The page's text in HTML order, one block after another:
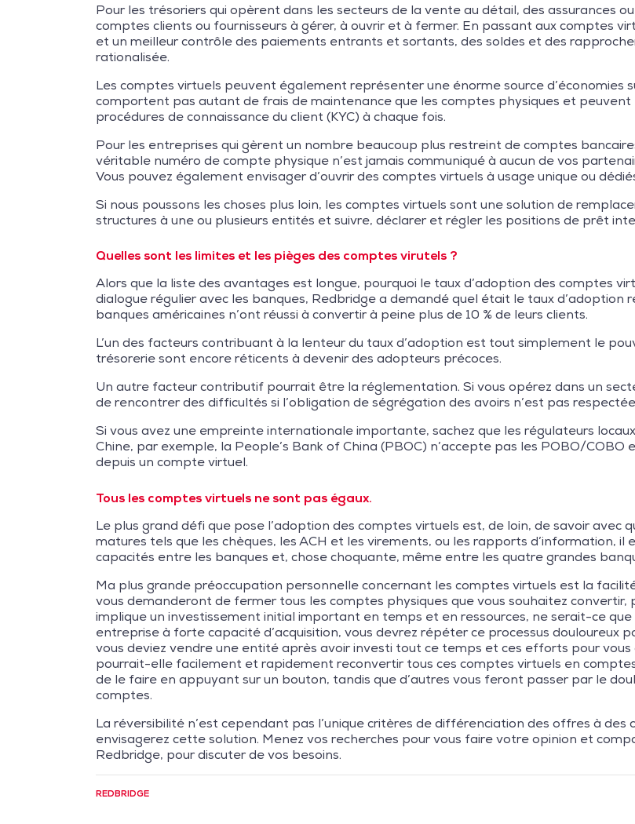
Pour les trésoriers qui opèrent dans les secteurs de la vente au détail, des assurances
comptes clients ou fournisseurs à gérer, à ouvrir et à fermer. En passant aux comptes
et un meilleur contrôle des paiements entrants et sortants, des soldes et des
rationalisée.
Les comptes virtuels peuvent également représenter une énorme source d’économies
comportent pas autant de frais de maintenance que les comptes physiques et
procédures de connaissance du client (KYC) à chaque fois.
Pour les entreprises qui gèrent un nombre beaucoup plus restreint de comptes
véritable numéro de compte physique n’est jamais communiqué à aucun de vos
Vous pouvez également envisager d’ouvrir des comptes virtuels à usage unique ou
Si nous poussons les choses plus loin, les comptes virtuels sont une solution de
structures à une ou plusieurs entités et suivre, déclarer et régler les positions de prêt
Quelles sont les limites et les pièges des comptes virutels ?
Alors que la liste des avantages est longue, pourquoi le taux d’adoption des comptes
dialogue régulier avec les banques, Redbridge a demandé quel était le taux d’adoption
banques américaines n’ont réussi à convertir à peine plus de 10 % de leurs clients.
L’un des facteurs contribuant à la lenteur du taux d’adoption est tout simplement le
trésorerie sont encore réticents à devenir des adopteurs précoces.
Un autre facteur contributif pourrait être la réglementation. Si vous opérez dans un
de rencontrer des difficultés si l’obligation de ségrégation des avoirs n’est pas
Si vous avez une empreinte internationale importante, sachez que les régulateurs
Chine, par exemple, la People’s Bank of China (PBOC) n’accepte pas les POBO/
depuis un compte virtuel.
Tous les comptes virtuels ne sont pas égaux.
Le plus grand défi que pose l’adoption des comptes virtuels est, de loin, de savoir avec
matures tels que les chèques, les ACH et les virements, ou les rapports d’information,
capacités entre les banques et, chose choquante, même entre les quatre grandes
Ma plus grande préoccupation personnelle concernant les comptes virtuels est la
vous demanderont de fermer tous les comptes physiques que vous souhaitez convertir,
implique un investissement initial important en temps et en ressources, ne serait-ce
entreprise à forte capacité d’acquisition, vous devrez répéter ce processus douloureux
vous deviez vendre une entité après avoir investi tout ce temps et ces efforts pour
pourrait-elle facilement et rapidement reconvertir tous ces comptes virtuels en
de le faire en appuyant sur un bouton, tandis que d’autres vous feront passer par le
comptes.
La réversibilité n’est cependant pas l’unique critères de différenciation des offres à des
envisagerez cette solution. Menez vos recherches pour vous faire votre opinion et
Redbridge, pour discuter de vos besoins.
REDBRIDGE